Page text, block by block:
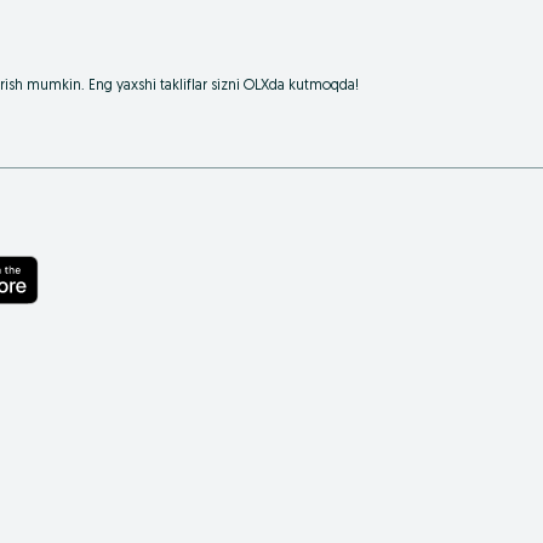
mumkin. Eng yaxshi takliflar sizni OLXda kutmoqda!